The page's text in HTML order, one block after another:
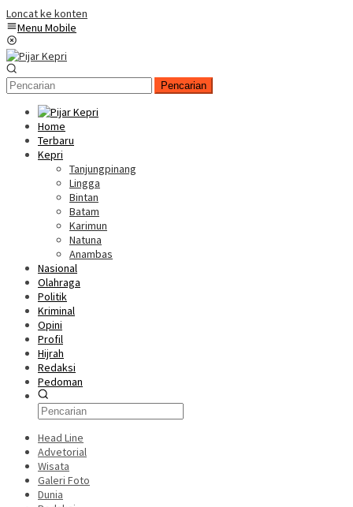
Loncat ke konten
Menu Mobile
Pencarian
Home
Terbaru
Kepri
Tanjungpinang
Lingga
Bintan
Batam
Karimun
Natuna
Anambas
Nasional
Olahraga
Politik
Kriminal
Opini
Profil
Hijrah
Redaksi
Pedoman
Head Line
Advetorial
Wisata
Galeri Foto
Dunia